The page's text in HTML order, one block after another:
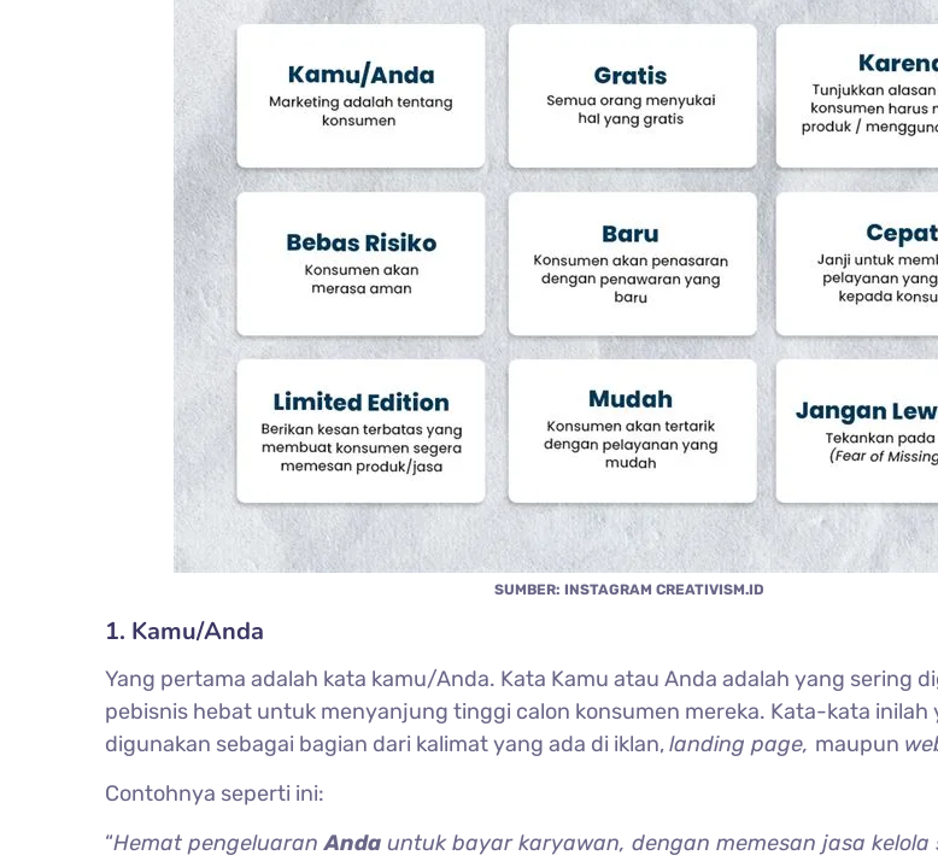
SUMBER: INSTAGRAM CREATIVISM.ID
1. Kamu/Anda
Yang pertama adalah kata kamu/Anda. Kata Kamu atau Anda adalah yang sering
pebisnis hebat untuk menyanjung tinggi calon konsumen mereka. Kata-kata inilah
digunakan sebagai bagian dari kalimat yang ada di iklan,landing page, maupun
Contohnya seperti ini:
“Hemat pengeluaranAnda untuk bayar karyawan, dengan memesan jasa kelola